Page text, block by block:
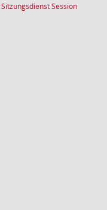
SitzungsdienstSession(Wird in